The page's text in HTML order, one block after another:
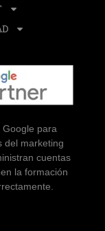
para
del marketing
cuentas
la formación